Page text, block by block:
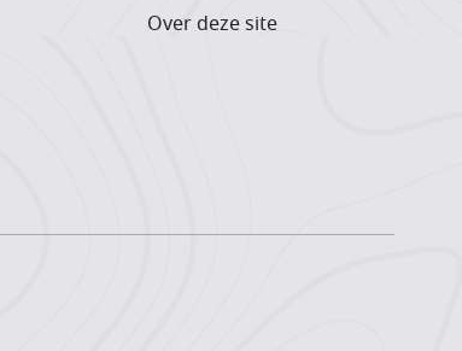
Over deze site